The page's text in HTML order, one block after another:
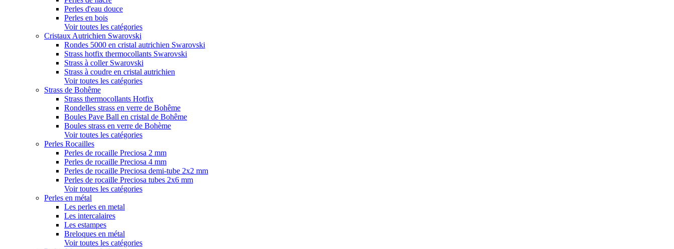
Perles d'eau douce
Perles en bois
Voir toutes les catégories
Cristaux Autrichien Swarovski
Rondes 5000 en cristal autrichien Swarovski
Strass hotfix thermocollants Swarovski
Strass à coller Swarovski
Strass à coudre en cristal autrichien
Voir toutes les catégories
Strass de Bohême
Strass thermocollants Hotfix
Rondelles strass en verre de Bohême
Boules Pave Ball en cristal de Bohême
Boules strass en verre de Bohème
Voir toutes les catégories
Perles Rocailles
Perles de rocaille Preciosa 2 mm
Perles de rocaille Preciosa 4 mm
Perles de rocaille Preciosa demi-tube 2x2 mm
Perles de rocaille Preciosa tubes 2x6 mm
Voir toutes les catégories
Perles en métal
Les perles en metal
Les intercalaires
Les estampes
Breloques en métal
Voir toutes les catégories